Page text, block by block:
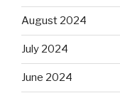
August 2024
July 2024
June 2024